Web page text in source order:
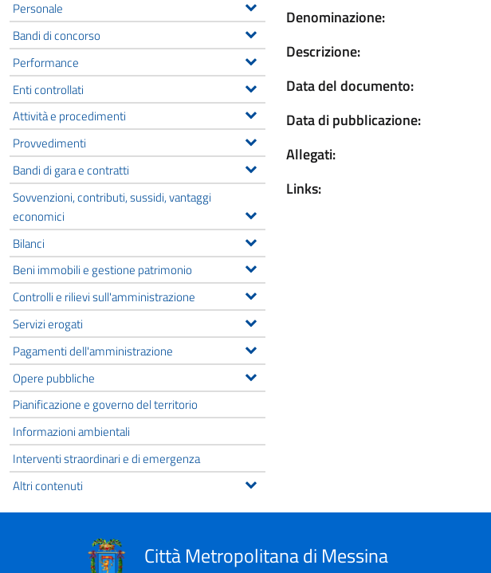
Personale
Bandi di concorso
Performance
Enti controllati
Attività e procedimenti
Provvedimenti
Bandi di gara e contratti
Sovvenzioni, contributi, sussidi, vantaggi
economici
Bilanci
Beni immobili e gestione patrimonio
Controlli e rilievi sull'amministrazione
Servizi erogati
Pagamenti dell'amministrazione
Opere pubbliche
Pianificazione e governo del territorio
Informazioni ambientali
Interventi straordinari e di emergenza
Altri contenuti
Denominazione:
Descrizione:
Data del documento:
Data di pubblicazione:
Allegati:
Links:
Città Metropolitana di Messina